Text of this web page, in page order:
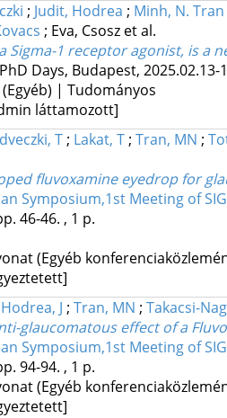
; Judit, Hodrea ; Minh, N. Tran
; Eva, Csosz et al.
Sigma-1 receptor agonist, is a
Days, Budapest, 2025.02.13-
| Tudományos
láttamozott]
T; Lakat, T; Tran, MN ;
fluvoxamine eyedrop for
Symposium,1st Meeting of
46-46. , 1 p.
(Egyéb
Hodrea, J ; Tran, MN ; Takacsi-
glaucomatous effect of a
Symposium,1st Meeting of
94-94. , 1 p.
(Egyéb